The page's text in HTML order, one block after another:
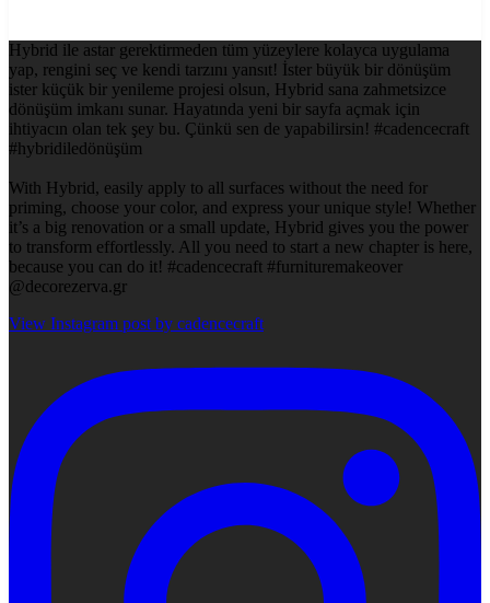
Hybrid ile astar gerektirmeden tüm yüzeylere kolayca uygulama
yap, rengini seç ve kendi tarzını yansıt! İster büyük bir dönüşüm
ister küçük bir yenileme projesi olsun, Hybrid sana zahmetsizce
dönüşüm imkanı sunar. Hayatında yeni bir sayfa açmak için
ihtiyacın olan tek şey bu. Çünkü sen de yapabilirsin! #cadencecraft
#hybridiledönüşüm
With Hybrid, easily apply to all surfaces without the need for
priming, choose your color, and express your unique style! Whether
it’s a big renovation or a small update, Hybrid gives you the power
to transform effortlessly. All you need to start a new chapter is here,
because you can do it! #cadencecraft #furnituremakeover
@decorezerva.gr
View Instagram post by cadencecraft